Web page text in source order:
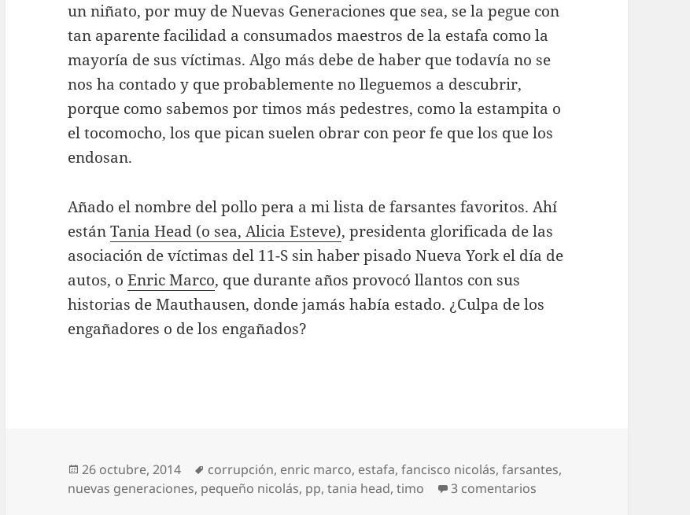
un niñato, por muy de Nuevas Generaciones que sea, se la pegue con
tan aparente facilidad a consumados maestros de la estafa como la
mayoría de sus víctimas. Algo más debe de haber que todavía no se
nos ha contado y que probablemente no lleguemos a descubrir,
porque como sabemos por timos más pedestres, como la estampita o
el tocomocho, los que pican suelen obrar con peor fe que los que los
endosan.
Añado el nombre del pollo pera a mi lista de farsantes favoritos. Ahí
estánTania Head (o sea, Alicia Esteve), presidenta glorificada de las
asociación de víctimas del 11-S sin haber pisado Nueva York el día de
autos, oEnric Marco, que durante años provocó llantos con sus
historias de Mauthausen, donde jamás había estado. ¿Culpa de los
engañadores o de los engañados?
Publicado
el
26 octubre, 2014 Etiquetas
corrupción, enric marco, estafa,fancisco nicolás,farsantes,
nuevas generaciones, pequeño nicolás, pp,tania head,timo 3 comentarios